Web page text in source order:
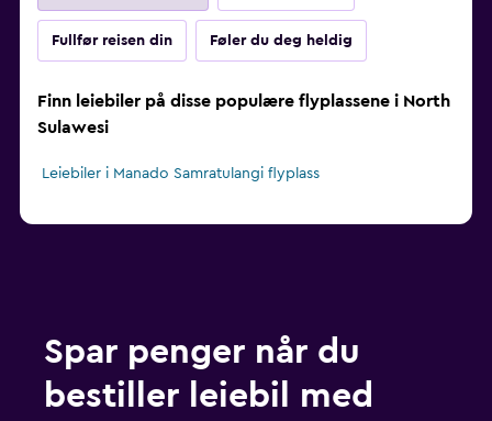
Fullfør reisen din Føler du deg heldig
Finn leiebiler på disse populære flyplassene i North
Sulawesi
Leiebiler i Manado Samratulangi flyplass
Spar penger når du
bestiller leiebil med